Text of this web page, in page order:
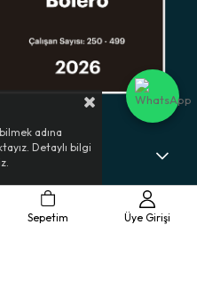
adına
Detaylı bilgi
Sepetim Üye Girişi